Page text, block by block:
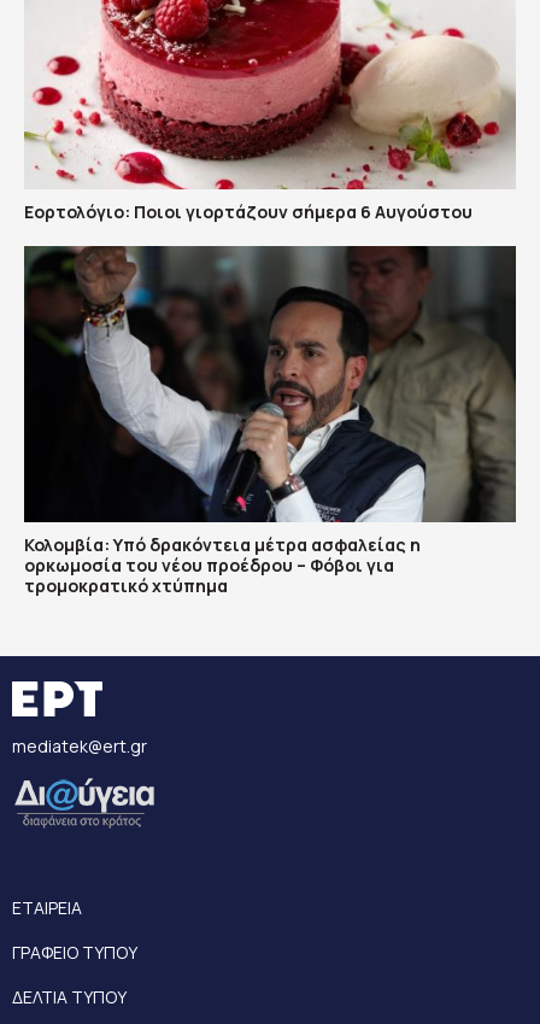
Εορτολόγιο: Ποιοι γιορτάζουν σήμερα 6 Αυγούστου
Κολομβία: Υπό δρακόντεια μέτρα ασφαλείας η
ορκωμοσία του νέου προέδρου – Φόβοι για
τρομοκρατικό χτύπημα
mediatek@ert.gr
ΕΤΑΙΡΕΙΑ
ΓΡΑΦΕΙΟ ΤΥΠΟΥ
ΔΕΛΤΙΑ ΤΥΠΟΥ